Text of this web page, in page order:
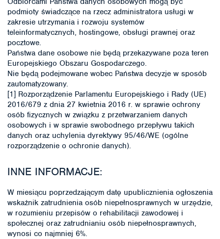
podmioty świadczące na rzecz administratora usługi w
zakresie utrzymania i rozwoju systemów
teleinformatycznych, hostingowe, obsługi prawnej oraz
pocztowe.
Państwa dane osobowe nie będą przekazywane poza teren
Europejskiego Obszaru Gospodarczego.
Nie będą podejmowane wobec Państwa decyzje w sposób
zautomatyzowany.
[1] Rozporządzenie Parlamentu Europejskiego i Rady (UE)
2016/679 z dnia 27 kwietnia 2016 r. w sprawie ochrony
osób fizycznych w związku z przetwarzaniem danych
osobowych i w sprawie swobodnego przepływu takich
danych oraz uchylenia dyrektywy 95/46/WE (ogólne
rozporządzenie o ochronie danych).
INNE INFORMACJE:
W miesiącu poprzedzającym datę upublicznienia ogłoszenia
wskaźnik zatrudnienia osób niepełnosprawnych w urzędzie,
w rozumieniu przepisów o rehabilitacji zawodowej i
społecznej oraz zatrudnianiu osób niepełnosprawnych,
wynosi co najmniej 6%.